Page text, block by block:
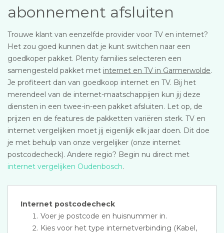
abonnement afsluiten
Trouwe klant van eenzelfde provider voor TV en internet?
Het zou goed kunnen dat je kunt switchen naar een
goedkoper pakket. Plenty families selecteren een
samengesteld pakket met internet en TV in Garmerwolde.
Je profiteert dan van goedkoop internet en TV. Bij het
merendeel van de internet-maatschappijen kun jij deze
diensten in een twee-in-een pakket afsluiten. Let op, de
prijzen en de features de pakketten variëren sterk. TV en
internet vergelijken moet jij eigenlijk elk jaar doen. Dit doe
je met behulp van onze vergelijker (onze internet
postcodecheck). Andere regio? Begin nu direct met
internet vergelijken Oudenbosch.
Internet postcodecheck
Voer je postcode en huisnummer in.
Kies voor het type internetverbinding (Kabel,